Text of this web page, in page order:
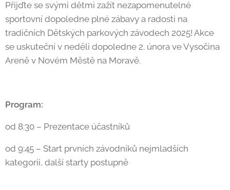
Přijďte se svými dětmi zažít nezapomenutelné
sportovní dopoledne plné zábavy a radosti na
tradičních Dětských parkových závodech 2025! Akce
se uskuteční v neděli dopoledne 2. února ve Vysočina
Areně v Novém Městě na Moravě.
Program:
od 8:30 – Prezentace účastníků
od 9:45 – Start prvních závodníků nejmladších
kategorii, další starty postupně